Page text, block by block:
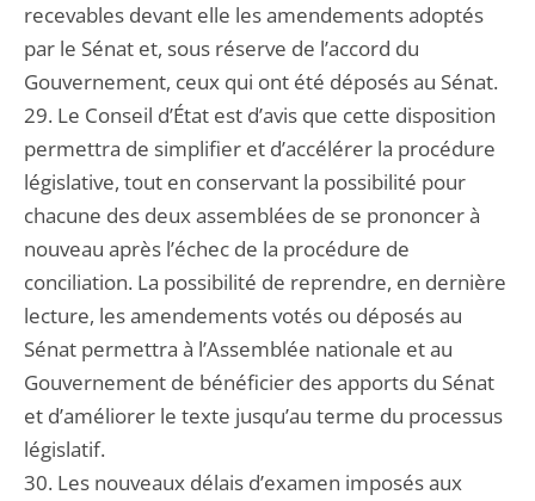
recevables devant elle les amendements adoptés
par le Sénat et, sous réserve de l’accord du
Gouvernement, ceux qui ont été déposés au Sénat.
29. Le Conseil d’État est d’avis que cette disposition
permettra de simplifier et d’accélérer la procédure
législative, tout en conservant la possibilité pour
chacune des deux assemblées de se prononcer à
nouveau après l’échec de la procédure de
conciliation. La possibilité de reprendre, en dernière
lecture, les amendements votés ou déposés au
Sénat permettra à l’Assemblée nationale et au
Gouvernement de bénéficier des apports du Sénat
et d’améliorer le texte jusqu’au terme du processus
législatif.
30. Les nouveaux délais d’examen imposés aux